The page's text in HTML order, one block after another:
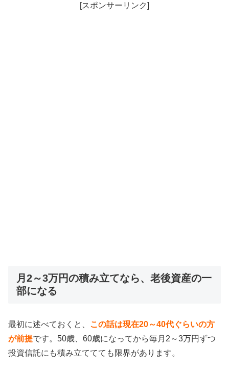
[スポンサーリンク]
月2～3万円の積み立てなら、老後資産の一
部になる
最初に述べておくと、 この話は現在20～40代ぐらいの方
が前提です。50歳、60歳になってから毎月2～3万円ずつ
投資信託にも積み立ててても限界があります。